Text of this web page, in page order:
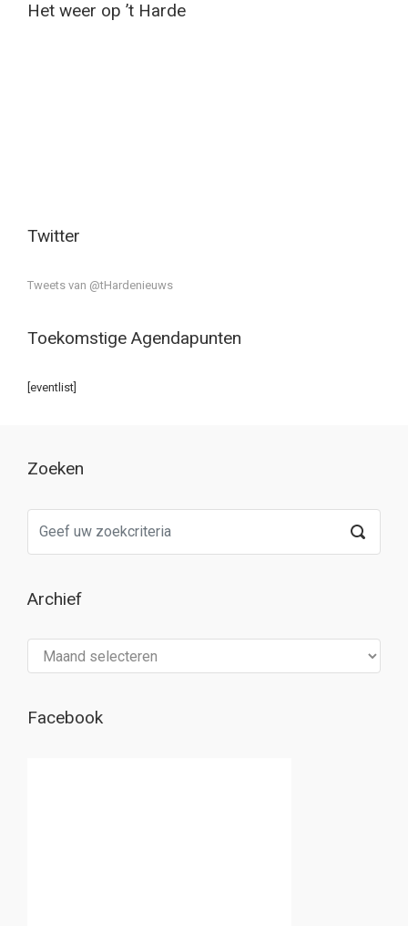
Het weer op ’t Harde
Twitter
Tweets van @tHardenieuws
Toekomstige Agendapunten
[eventlist]
Zoeken
Archief
Facebook